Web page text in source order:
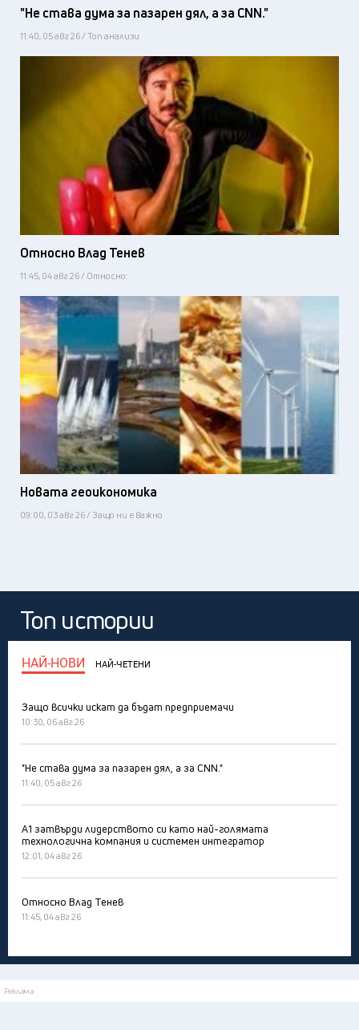
"Не става дума за пазарен дял, а за CNN."
11:40, 05 авг 26 / Топ анализи
Относно Влад Тенев
11:45, 04 авг 26 / Относно:
Новата геоикономика
09:00, 03 авг 26 / Защо ни е важно
Топ истории
НАЙ-НОВИ НАЙ-ЧЕТЕНИ
Защо всички искат да бъдат предприемачи
10:30, 06 авг 26
"Не става дума за пазарен дял, а за CNN."
11:40, 05 авг 26
А1 затвърди лидерството си като най-голямата
технологична компания и системен интегратор
12:01, 04 авг 26
Относно Влад Тенев
11:45, 04 авг 26
Реклама